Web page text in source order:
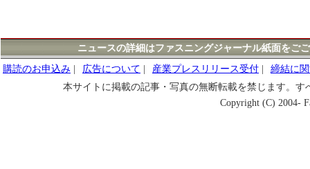
ニュースの詳細はファスニングジャーナル紙面をご
購読のお申込み | 広告について | 産業プレスリリース受付 |
締結に
本サイトに掲載の記事・写真の無断転載を禁じます。
Copyright (C) 2004-